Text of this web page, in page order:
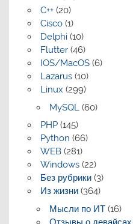
C++(20)
Cisco(1)
Delphi(10)
Flutter(46)
IOS/MacOS(6)
Lazarus(10)
Linux (299)
MySQL (60)
PHP(145)
Python (66)
WEB(281)
Windows(22)
Без рубрики(3)
Из жизни(364)
Мысли по ИТ(16)